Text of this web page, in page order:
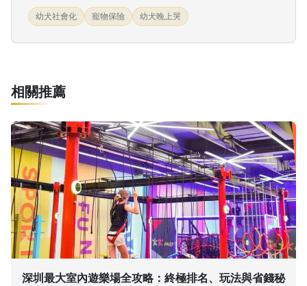
幼犬社會化 寵物保險 幼犬晚上哭
相關推薦
深圳最大室內遊樂場全攻略：終極排名、玩法與省錢秘